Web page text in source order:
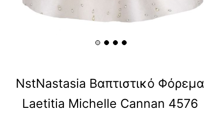
NstNastasia Βαπτιστικό Φόρεμα
Laetitia Michelle Cannan 4576